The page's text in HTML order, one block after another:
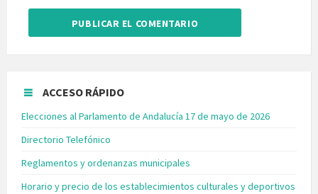
ACCESO RÁPIDO
Elecciones al Parlamento de Andalucía 17 de mayo de 2026
Directorio Telefónico
Reglamentos y ordenanzas municipales
Horario y precio de los establecimientos culturales y deportivos